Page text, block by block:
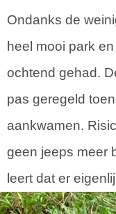
Ondanks de
heel mooi park
ochtend gehad.
pas geregeld
aankwamen.
geen jeeps meer
leert dat er